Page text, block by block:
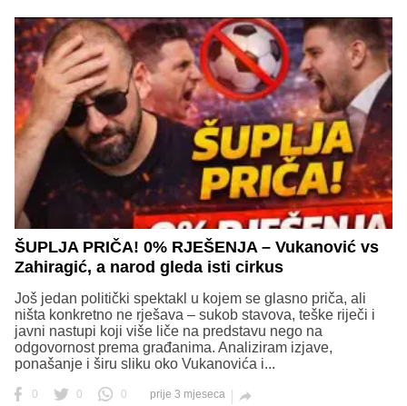
ŠUPLJA PRIČA! 0% RJEŠENJA – Vukanović vs
Zahiragić, a narod gleda isti cirkus
Još jedan politički spektakl u kojem se glasno priča, ali
ništa konkretno ne rješava – sukob stavova, teške riječi i
javni nastupi koji više liče na predstavu nego na
odgovornost prema građanima. Analiziram izjave,
ponašanje i širu sliku oko Vukanovića i...
0 0 0 prije 3 mjeseca 